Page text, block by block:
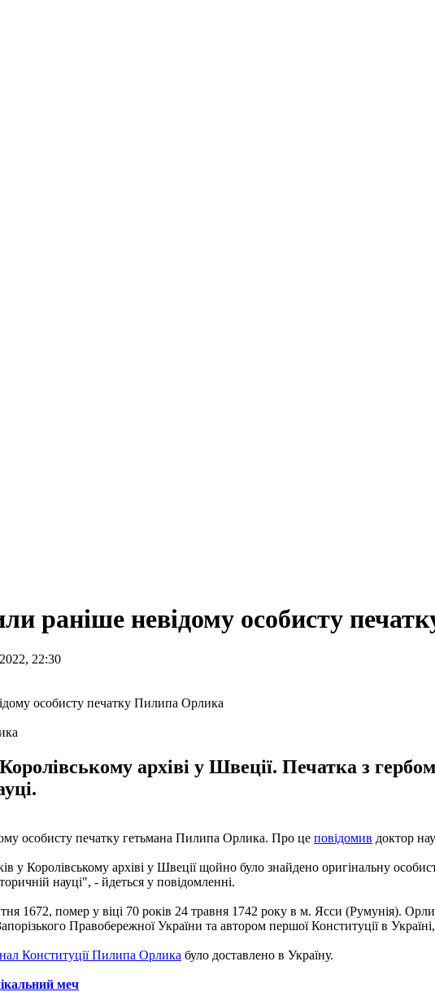
раніше невідому особисту
22:30
архіві у Швеції. Печатка з
особисту печатку гетьмана Пилипа Орлика. Про це повідомив доктор
у Королівському архіві у Швеції щойно було знайдено оригінальну
науці", - йдеться у повідомленні.
1672, помер у віці 70 років 24 травня 1742 року в м. Ясси (Румунія).
Правобережної України та автором першої Конституції в
Конституції Пилипа Орлика було доставлено в Україну.
меч